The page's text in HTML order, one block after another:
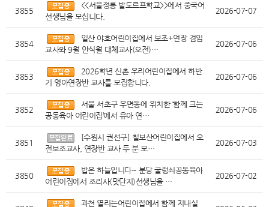
3855
<<서울정릉 발도르프학교>>에서 중국어
선생님을 모십니다.
2026-07-07
3854
일산 야호어린이집에서 보조+연장 겸임
교사와 9월 안식월 대체교사(오전)…
2026-07-06
3853
2026학년 신촌 우리어린이집에서 하반
기 영아연장반 교사를 모집합니다.
2026-07-06
3852
서울 서초구 우면동에 위치한 ‘함께 크는
공동육아 어린이집’에서 유아 연…
2026-07-06
3851
[수원시 권선구] 칠보산어린이집에서 오
전보조교사, 연장반 교사 두 분 모…
2026-07-03
3850
밥은 하늘입니다~ 분당 굴렁쇠공동육아
어린이집에서 조리사(맛단지)선생님을 …
2026-07-02
과천 열리는어린이집에서 함께 지내실